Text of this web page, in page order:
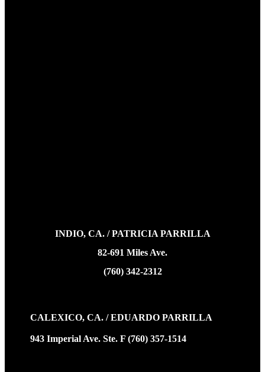
INDIO, CA. / PATRICIA PARRILLA
82-691 Miles Ave.
(760) 342-2312
CALEXICO, CA. / EDUARDO PARRILLA
943 Imperial Ave. Ste. F (760) 357-1514